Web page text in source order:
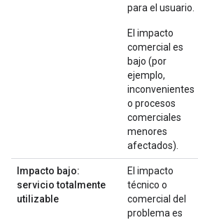
para el usuario.
El impacto
comercial es
bajo (por
ejemplo,
inconvenientes
o procesos
comerciales
menores
afectados).
Impacto bajo:
servicio totalmente
utilizable
El impacto
técnico o
comercial del
problema es